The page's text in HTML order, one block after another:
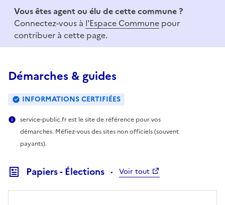
Vous êtes agent ou élu de cette commune ?
Connectez-vous à l'Espace Commune pour
contribuer à cette page.
Démarches & guides
INFORMATIONS CERTIFIÉES
service-public.fr est le site de référence pour vos
démarches. Méfiez-vous des sites non officiels (souvent
payants).
Papiers - Élections Voir tout